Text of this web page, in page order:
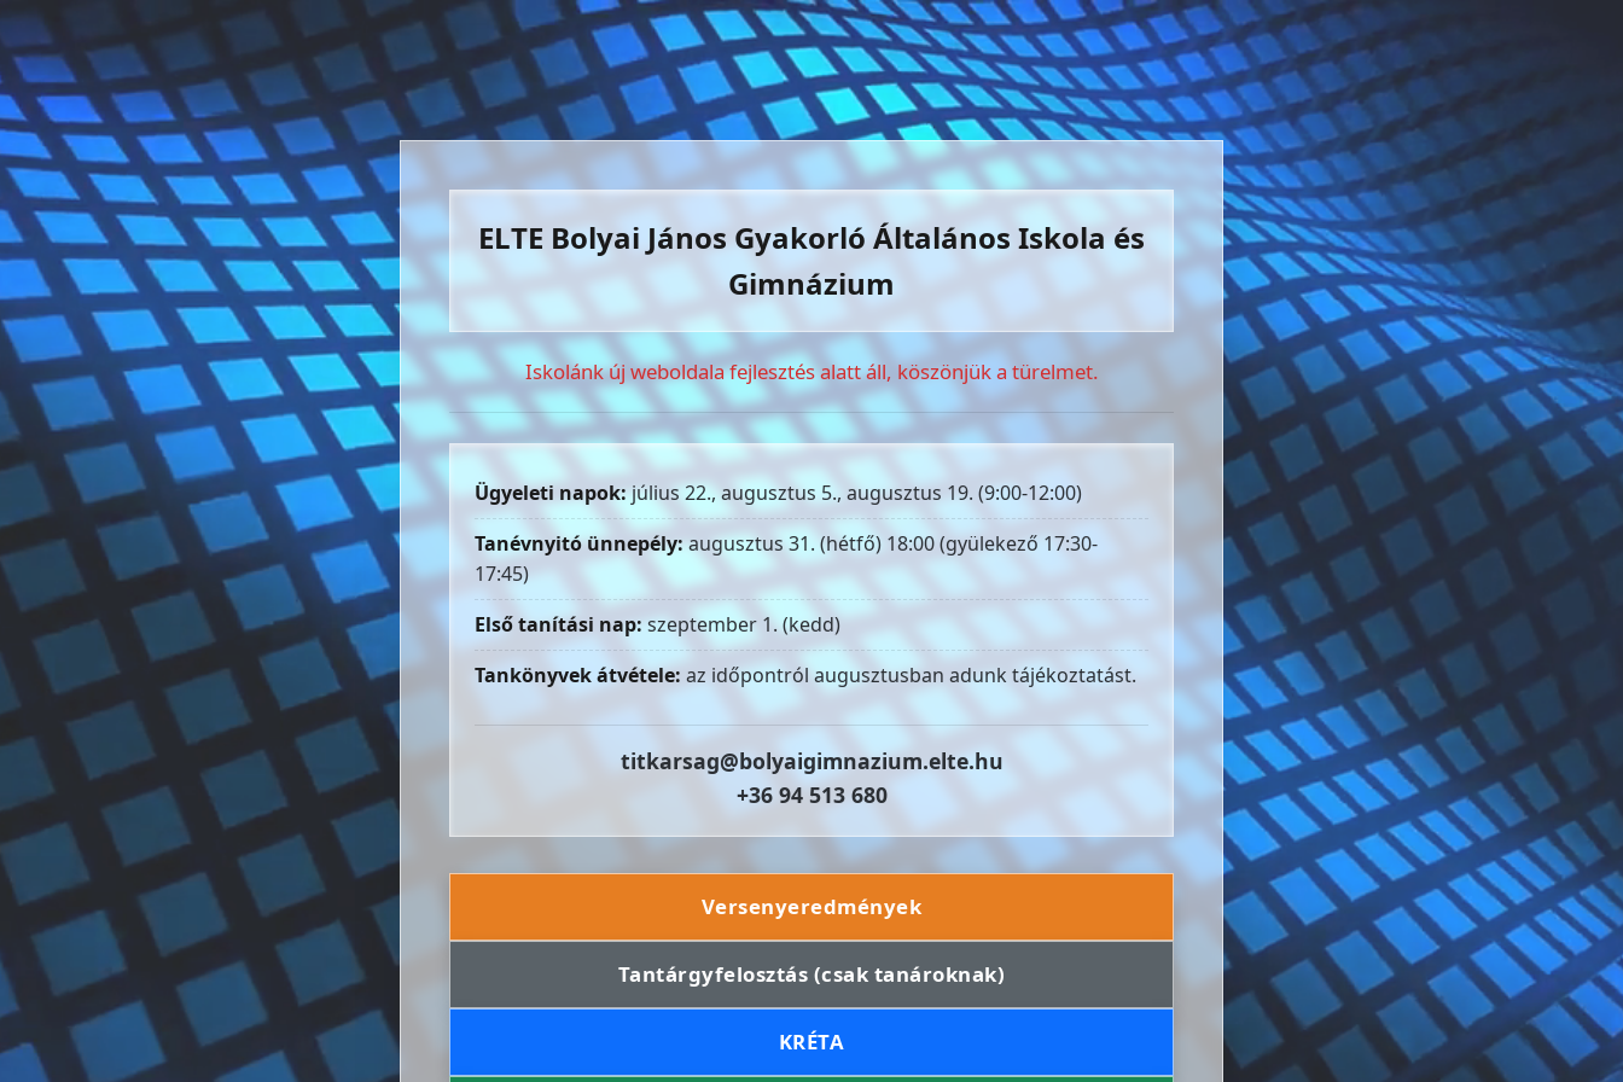
ELTE Bolyai János Gyakorló Általános Iskola és
Gimnázium
Iskolánk új weboldala fejlesztés alatt áll, köszönjük a türelmet.
Ügyeleti napok:július 22., augusztus 5., augusztus 19. (9:00-12:00)
Tanévnyitó ünnepély:augusztus 31. (hétfő) 18:00 (gyülekező 17:30-
17:45)
Első tanítási nap:szeptember 1. (kedd)
Tankönyvek átvétele: az időpontról augusztusban adunk tájékoztatást.
titkarsag@bolyaigimnazium.elte.hu
+36 94 513 680
Versenyeredmények
Tantárgyfelosztás (csak tanároknak)
KRÉTA